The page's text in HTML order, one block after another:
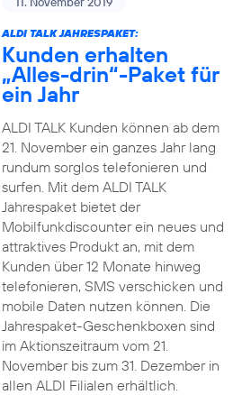
ALDI TALK JAHRESPAKET:
Kunden erhalten
„Alles-drin“-Paket für
ein Jahr
ALDI TALK Kunden können ab dem
21. November ein ganzes Jahr lang
rundum sorglos telefonieren und
surfen. Mit dem ALDI TALK
Jahrespaket bietet der
Mobilfunkdiscounter ein neues und
attraktives Produkt an, mit dem
Kunden über 12 Monate hinweg
telefonieren, SMS verschicken und
mobile Daten nutzen können. Die
Jahrespaket-Geschenkboxen sind
im Aktionszeitraum vom 21.
November bis zum 31. Dezember in
allen ALDI Filialen erhältlich.